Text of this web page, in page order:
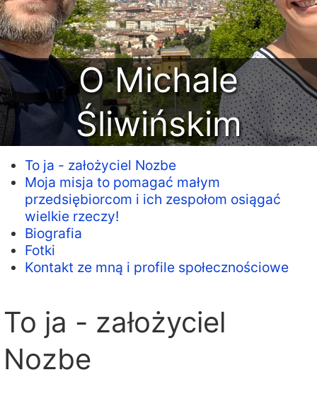
O Michale
Śliwińskim
To ja - założyciel Nozbe
Moja misja to pomagać małym
przedsiębiorcom i ich zespołom osiągać
wielkie rzeczy!
Biografia
Fotki
Kontakt ze mną i profile społecznościowe
To ja - założyciel
Nozbe